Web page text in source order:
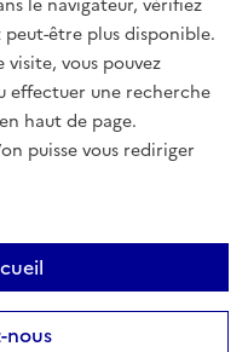
le navigateur, vérifiez
peut-être plus disponible.
vous pouvez
effectuer une recherche
haut de page.
puisse vous rediriger